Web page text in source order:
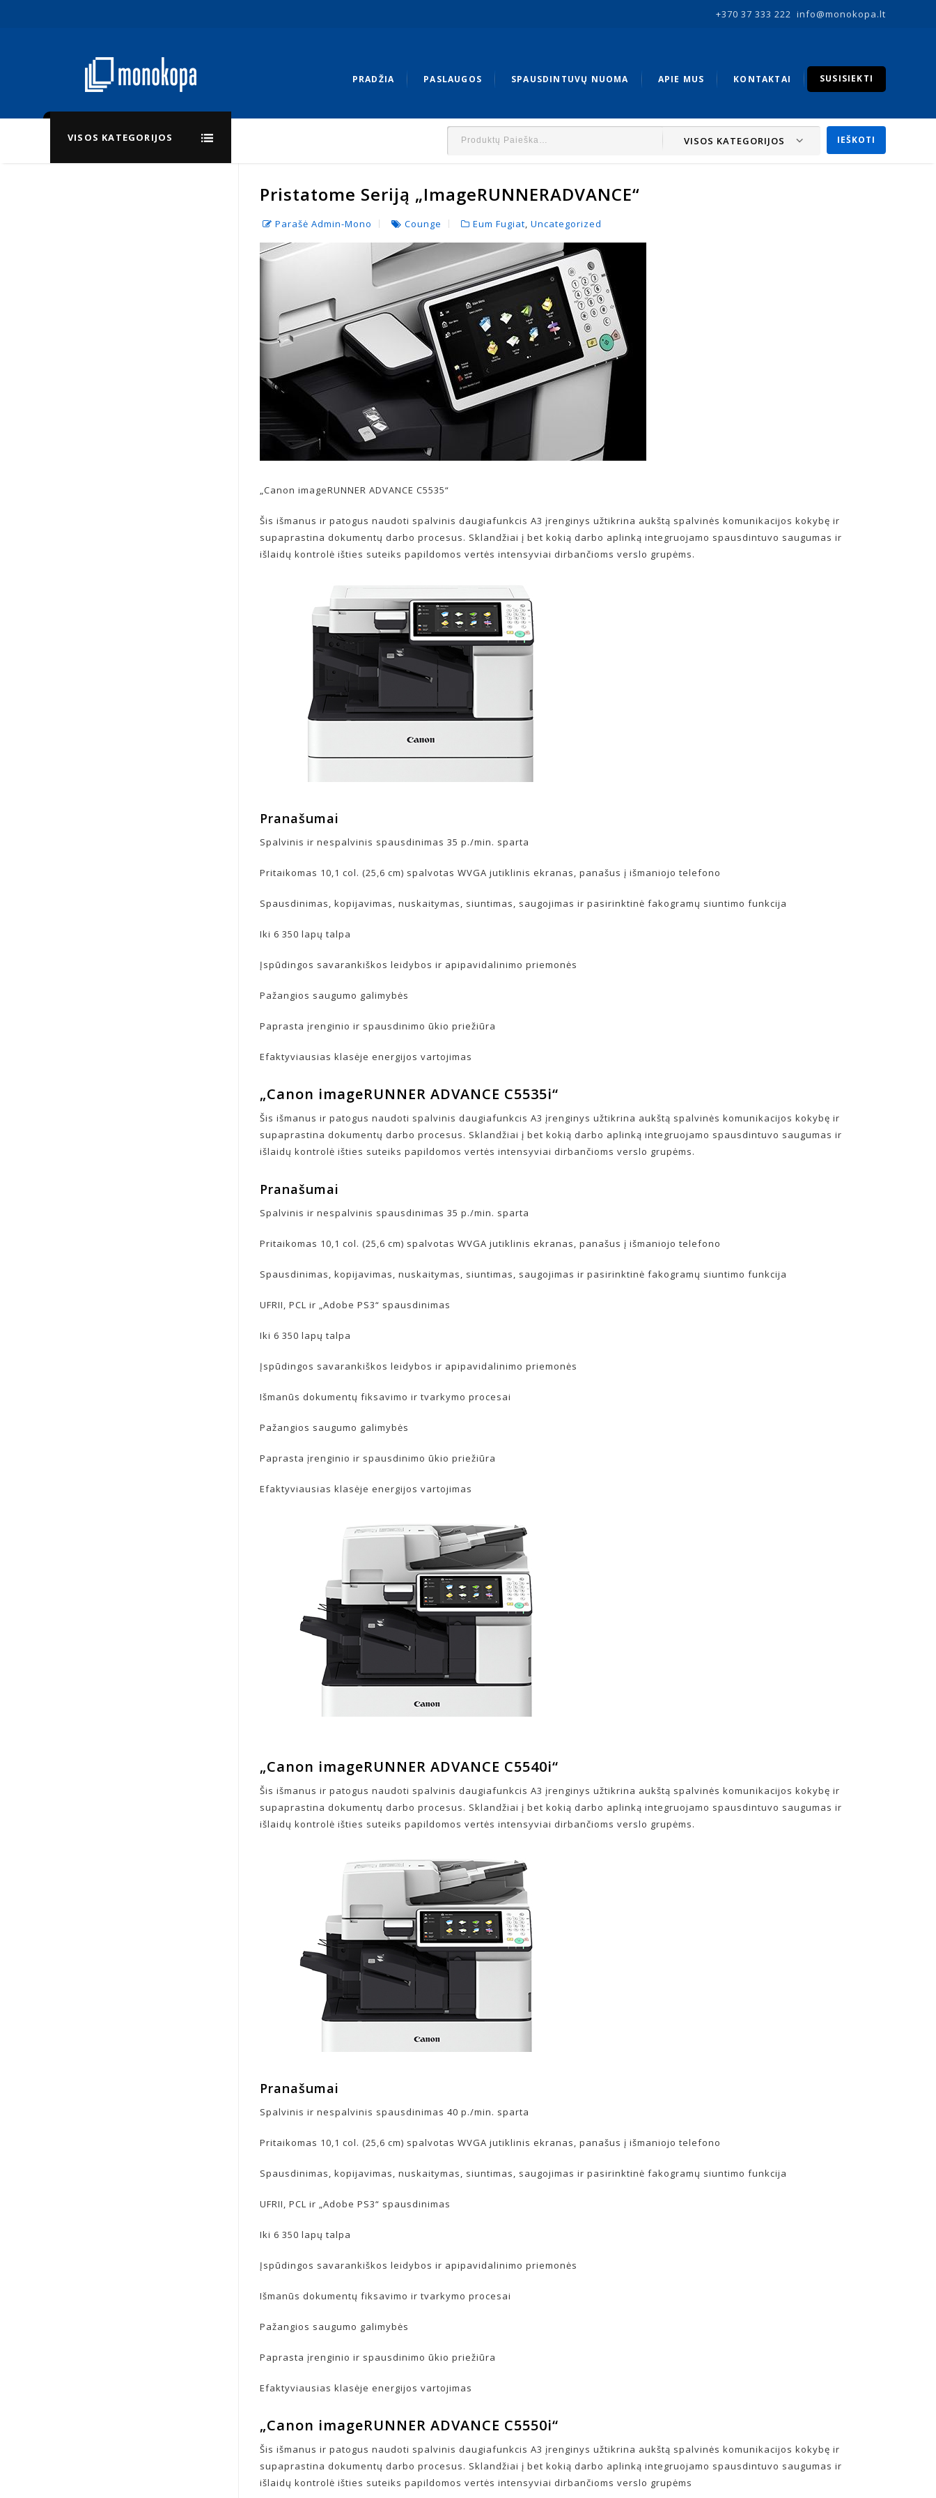
+370 37 333 222 info@monokopa.lt
PRADŽIA PASLAUGOS SPAUSDINTUVŲ NUOMA APIE MUS KONTAKTAI SUSISIEKTI
VISOS KATEGORIJOS VISOS KATEGORIJOS
Pristatome Seriją „ImageRUNNERADVANCE“
Parašė Admin-Mono Counge Eum Fugiat, Uncategorized
„Canon imageRUNNER ADVANCE C5535“
Šis išmanus ir patogus naudoti spalvinis daugiafunkcis A3 įrenginys užtikrina aukštą spalvinės komunikacijos kokybę ir
supaprastina dokumentų darbo procesus. Sklandžiai į bet kokią darbo aplinką integruojamo spausdintuvo saugumas ir
išlaidų kontrolė išties suteiks papildomos vertės intensyviai dirbančioms verslo grupėms.
Pranašumai
Spalvinis ir nespalvinis spausdinimas 35 p./min. sparta
Pritaikomas 10,1 col. (25,6 cm) spalvotas WVGA jutiklinis ekranas, panašus į išmaniojo telefono
Spausdinimas, kopijavimas, nuskaitymas, siuntimas, saugojimas ir pasirinktinė fakogramų siuntimo funkcija
Iki 6 350 lapų talpa
Įspūdingos savarankiškos leidybos ir apipavidalinimo priemonės
Pažangios saugumo galimybės
Paprasta įrenginio ir spausdinimo ūkio priežiūra
Efaktyviausias klasėje energijos vartojimas
„Canon imageRUNNER ADVANCE C5535i“
Šis išmanus ir patogus naudoti spalvinis daugiafunkcis A3 įrenginys užtikrina aukštą spalvinės komunikacijos kokybę ir
supaprastina dokumentų darbo procesus. Sklandžiai į bet kokią darbo aplinką integruojamo spausdintuvo saugumas ir
išlaidų kontrolė išties suteiks papildomos vertės intensyviai dirbančioms verslo grupėms.
Pranašumai
Spalvinis ir nespalvinis spausdinimas 35 p./min. sparta
Pritaikomas 10,1 col. (25,6 cm) spalvotas WVGA jutiklinis ekranas, panašus į išmaniojo telefono
Spausdinimas, kopijavimas, nuskaitymas, siuntimas, saugojimas ir pasirinktinė fakogramų siuntimo funkcija
UFRII, PCL ir „Adobe PS3“ spausdinimas
Iki 6 350 lapų talpa
Įspūdingos savarankiškos leidybos ir apipavidalinimo priemonės
Išmanūs dokumentų fiksavimo ir tvarkymo procesai
Pažangios saugumo galimybės
Paprasta įrenginio ir spausdinimo ūkio priežiūra
Efaktyviausias klasėje energijos vartojimas
„Canon imageRUNNER ADVANCE C5540i“
Šis išmanus ir patogus naudoti spalvinis daugiafunkcis A3 įrenginys užtikrina aukštą spalvinės komunikacijos kokybę ir
supaprastina dokumentų darbo procesus. Sklandžiai į bet kokią darbo aplinką integruojamo spausdintuvo saugumas ir
išlaidų kontrolė išties suteiks papildomos vertės intensyviai dirbančioms verslo grupėms.
Pranašumai
Spalvinis ir nespalvinis spausdinimas 40 p./min. sparta
Pritaikomas 10,1 col. (25,6 cm) spalvotas WVGA jutiklinis ekranas, panašus į išmaniojo telefono
Spausdinimas, kopijavimas, nuskaitymas, siuntimas, saugojimas ir pasirinktinė fakogramų siuntimo funkcija
UFRII, PCL ir „Adobe PS3“ spausdinimas
Iki 6 350 lapų talpa
Įspūdingos savarankiškos leidybos ir apipavidalinimo priemonės
Išmanūs dokumentų fiksavimo ir tvarkymo procesai
Pažangios saugumo galimybės
Paprasta įrenginio ir spausdinimo ūkio priežiūra
Efaktyviausias klasėje energijos vartojimas
„Canon imageRUNNER ADVANCE C5550i“
Šis išmanus ir patogus naudoti spalvinis daugiafunkcis A3 įrenginys užtikrina aukštą spalvinės komunikacijos kokybę ir
supaprastina dokumentų darbo procesus. Sklandžiai į bet kokią darbo aplinką integruojamo spausdintuvo saugumas ir
išlaidų kontrolė išties suteiks papildomos vertės intensyviai dirbančioms verslo grupėms